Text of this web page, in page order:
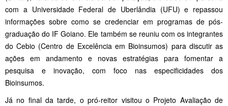
com a Universidade Federal de Uberlândia (UFU) e repassou
informações sobre como se credenciar em programas de pós-
graduação do IF Goiano. Ele também sereuniu com os integrantes
do Cebio (Centro de Excelência em Bioinsumos) para discutir as
ações em andamento e novas estratégias para fomentar a
pesquisa e inovação, com foco nas especificidades dos
Bioinsumos.
Já no final da tarde, o pró-reitor visitou o Projeto Avaliação de